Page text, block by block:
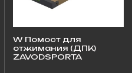
W Помост для
отжимания (ДПК)
ZAVODSPORTA